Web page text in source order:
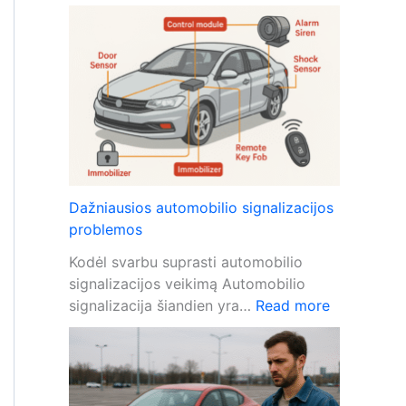
p
r
i
e
ž
ū
a
a
i
p
a
p
s
a
u
g
i
a
u
t
m
o
Dažniausios automobilio signalizacijos
problemos
Kodėl svarbu suprasti automobilio
signalizacijos veikimą Automobilio
signalizacija šiandien yra… Read more:
D
ž
n